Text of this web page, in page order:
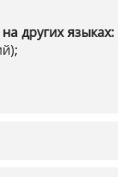
других языках: